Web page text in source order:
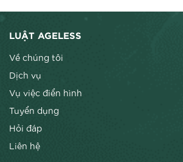
LUẬT AGELESS
Về chúng tôi
Dịch vụ
Vụ việc điển hình
Tuyển dụng
Hỏi đáp
Liên hệ